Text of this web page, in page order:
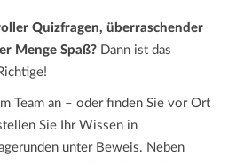
Quizfragen, überraschender
Menge Spaß? Dann ist das
Team an – oder finden Sie vor Ort
Sie Ihr Wissen in
unter Beweis. Neben